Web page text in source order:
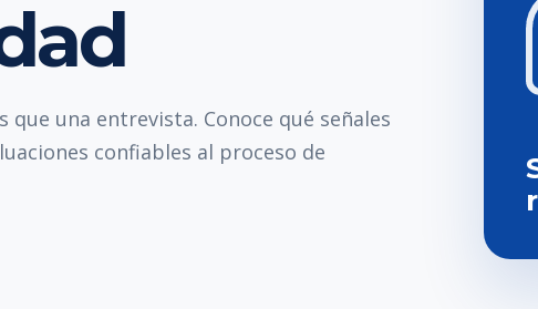
que una entrevista. Conoce qué señales
confiables al proceso de